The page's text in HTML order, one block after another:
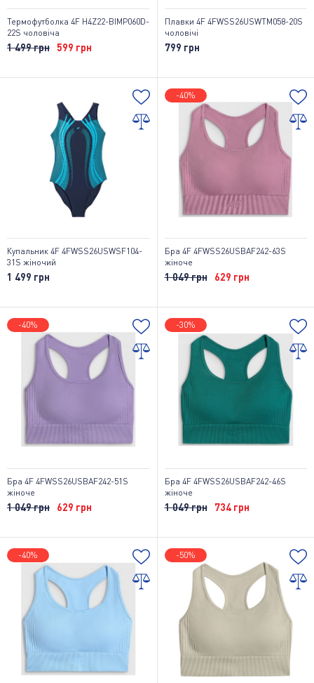
Термофутболка 4F H4Z22-BIMP060D-
22S чоловіча
1 499 грн 599 грн
Плавки 4F 4FWSS26USWTM058-20S
чоловічі
799 грн
Купальник 4F 4FWSS26USWSF104-
31S жіночий
1 499 грн
-40%
Бра 4F 4FWSS26USBAF242-63S
жіноче
1 049 грн 629 грн
-40%
Бра 4F 4FWSS26USBAF242-51S
жіноче
1 049 грн 629 грн
-30%
Бра 4F 4FWSS26USBAF242-46S
жіноче
1 049 грн 734 грн
-40% -50%